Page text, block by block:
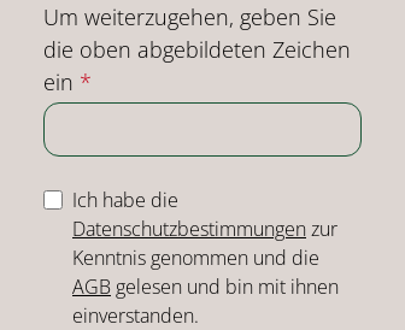
Um weiterzugehen, geben Sie
die oben abgebildeten Zeichen
ein *
Ich habe die
Datenschutzbestimmungenzur
Kenntnis genommen und die
AGB gelesen und bin mit ihnen
einverstanden.